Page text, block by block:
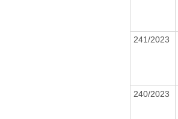
241/2023
240/2023